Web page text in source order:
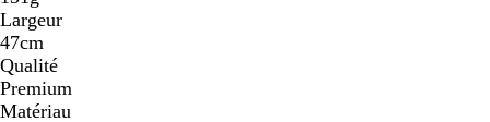
Largeur
47cm
Qualité
Premium
Matériau